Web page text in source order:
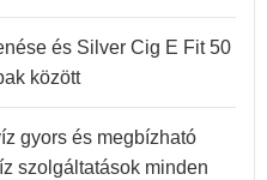
és Silver Cig E Fit 50
között
gyors és megbízható
szolgáltatások minden